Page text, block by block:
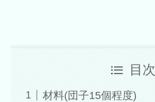
目次
材料(団子15個程度)